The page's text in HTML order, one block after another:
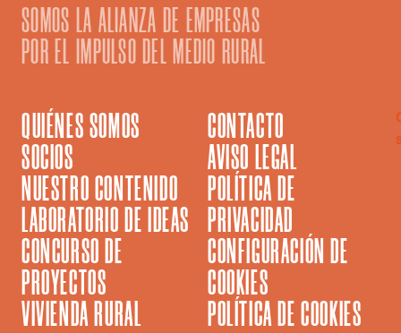
SOMOS LA ALIANZA DE EMPRESAS
POR EL IMPULSO DEL MEDIO RURAL
QUIÉNES SOMOS
SOCIOS
NUESTRO CONTENIDO
LABORATORIO DE IDEAS
CONCURSO DE
PROYECTOS
VIVIENDA RURAL
CONTACTO
AVISO LEGAL
POLÍTICA DE
PRIVACIDAD
CONFIGURACIÓN DE
COOKIES
POLÍTICA DE COOKIES